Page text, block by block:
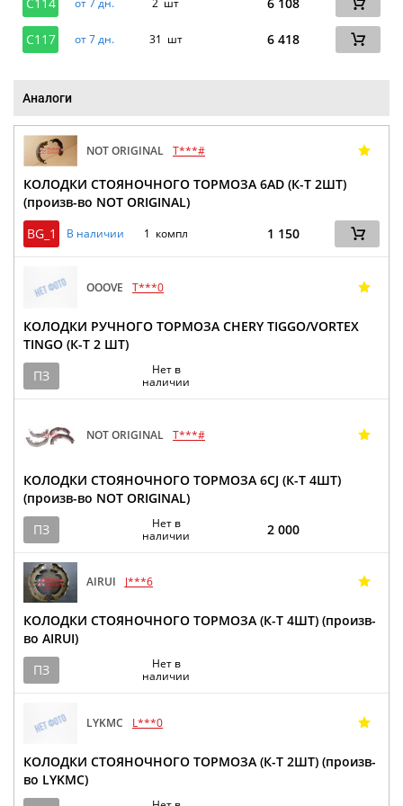
от 7 дн. 2 шт
C117 от 7 дн. 31 шт 6 418
Аналоги
NOT ORIGINAL T***#
КОЛОДКИ СТОЯНОЧНОГО ТОРМОЗА 6AD (К-Т 2ШТ)
(произв-во NOT ORIGINAL)
BG_1
В наличии 1 компл 1 150
OOOVE T***0
КОЛОДКИ РУЧНОГО ТОРМОЗА CHERY TIGGO/VORTEX
TINGO (К-Т 2 ШТ)
ПЗ
Нет в
наличии
NOT ORIGINAL T***#
КОЛОДКИ СТОЯНОЧНОГО ТОРМОЗА 6CJ (К-Т 4ШТ)
(произв-во NOT ORIGINAL)
ПЗ
Нет в
наличии
2 000
AIRUI J***6
КОЛОДКИ СТОЯНОЧНОГО ТОРМОЗА (К-Т 4ШТ) (произв-
во AIRUI)
ПЗ
Нет в
наличии
LYKMC L***0
КОЛОДКИ СТОЯНОЧНОГО ТОРМОЗА (К-Т 2ШТ) (произв-
во LYKMC)